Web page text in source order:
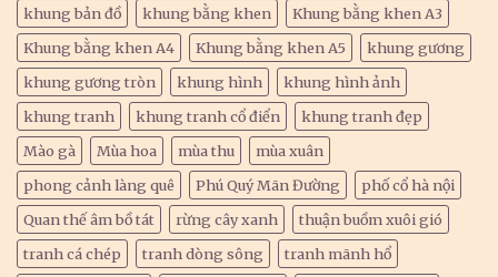
khung bản đồ
khung bằng khen
Khung bằng khen A3
Khung bằng khen A4
Khung bằng khen A5
khung gương
khung gương tròn
khung hình
khung hình ảnh
khung tranh
khung tranh cổ điển
khung tranh đẹp
Mào gà
Mùa hoa mùa thu
mùa xuân
phong cảnh làng quê
Phú Quý Mãn Đường
phố cổ hà nội
Quan thế âm bồ tát
rừng cây xanh
thuận buồm xuôi gió
tranh cá chép
tranh dòng sông
tranh mãnh hổ